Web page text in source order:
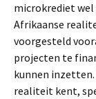
microkrediet
Afrikaanse
voorgesteld
projecten te
kunnen
realiteit kent,